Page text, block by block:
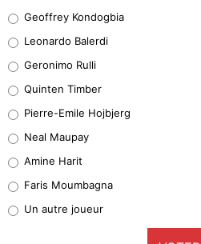
38%
32%
5%
1%
9%
Geoffrey Kondogbia
Leonardo Balerdi
Geronimo Rulli
Quinten Timber
Pierre-Emile Hojbjerg
Neal Maupay
Amine Harit
Faris Moumbagna
Un autre joueur